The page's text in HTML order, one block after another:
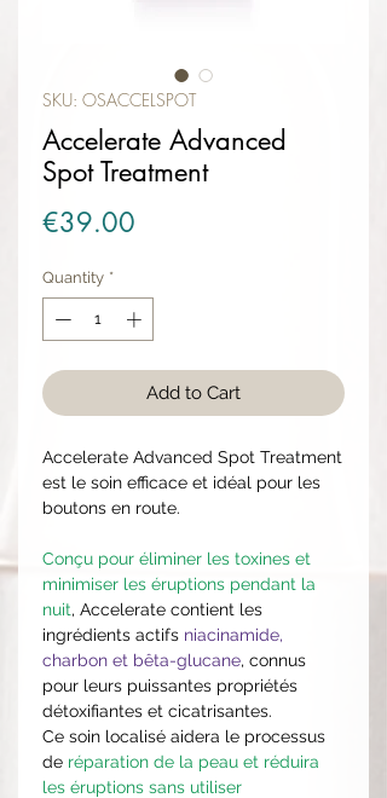
SKU: OSACCELSPOT
Accelerate Advanced
Spot Treatment
€39.00
Quantity *
Add to Cart
Accelerate Advanced Spot Treatment
est le soin efficace et idéal pour les
boutons en route.
Conçu pour éliminer les toxines et
minimiser les éruptions pendant la
nuit, Accelerate contient les
ingrédients actifs niacinamide,
charbon et bêta-glucane, connus
pour leurs puissantes propriétés
détoxifiantes et cicatrisantes.
Ce soin localisé aidera le processus
de réparation de la peau et réduira
les éruptions sans utiliser